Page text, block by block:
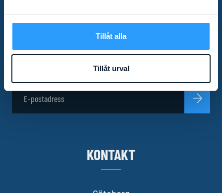
Tillåt alla
Tillåt urval
NYHETSBREV!
Missa inga nyheter! Som prenumerant av vårt
nyhetsbrev får du relevant produktinformation och
KONTAKT